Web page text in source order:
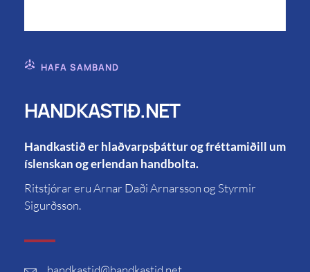
HAFA SAMBAND
HANDKASTIÐ.NET
Handkastið er hlaðvarpsþáttur og fréttamiðill um
íslenskan og erlendan handbolta.
Ritstjórar eru Arnar Daði Arnarsson og Styrmir
Sigurðsson.